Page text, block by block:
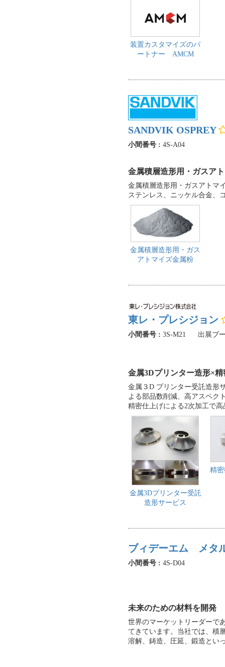
装置カスタマイズのパ
ートナー AMCM
SANDVIK OSPREY
小間番号 : 4S-A04
金属積層造形用・ガスア
金属積層造形用・ガスアトマ
ステンレス、ニッケル合金、
金属積層造形用・ガス
アトマイズ金属粉
東レ・プレシジョン
小間番号 : 3S-M21 出展ブ
金属3Dプリンター造形×
金属３D プリンター受託造形
よる部品数削減、高アスペク
精密仕上げによる2次加工で
金属3Dプリンター受託
造形サービス
精
ブィデーエム メタ
小間番号 : 4S-D04
未来のための材料を開発
世界のマーケットリーダーで
てきています。当社では、積
溶解、鋳造、圧延、鍛造とい